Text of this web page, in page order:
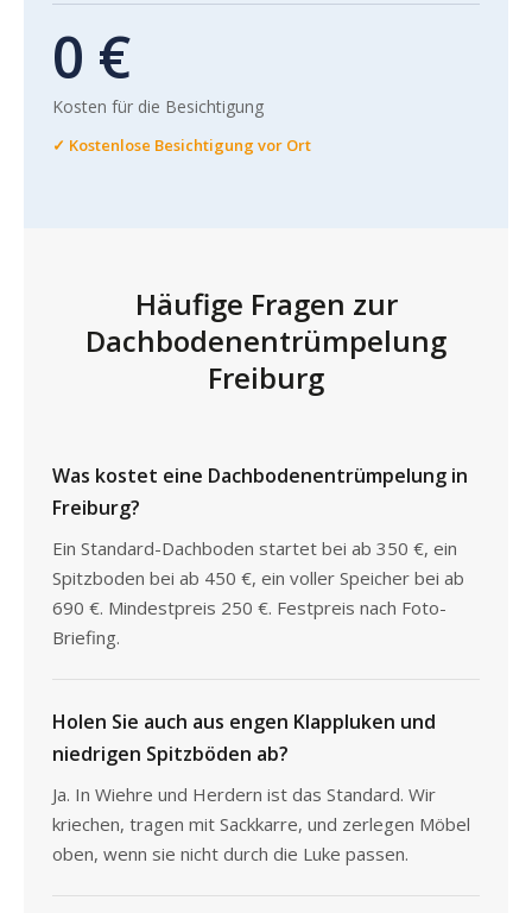
0 €
Kosten für die Besichtigung
✓ Kostenlose Besichtigung vor Ort
Häufige Fragen zur
Dachbodenentrümpelung
Freiburg
Was kostet eine Dachbodenentrümpelung in
Freiburg?
Ein Standard-Dachboden startet bei ab 350 €, ein
Spitzboden bei ab 450 €, ein voller Speicher bei ab
690 €. Mindestpreis 250 €. Festpreis nach Foto-
Briefing.
Holen Sie auch aus engen Klappluken und
niedrigen Spitzböden ab?
Ja. In Wiehre und Herdern ist das Standard. Wir
kriechen, tragen mit Sackkarre, und zerlegen Möbel
oben, wenn sie nicht durch die Luke passen.